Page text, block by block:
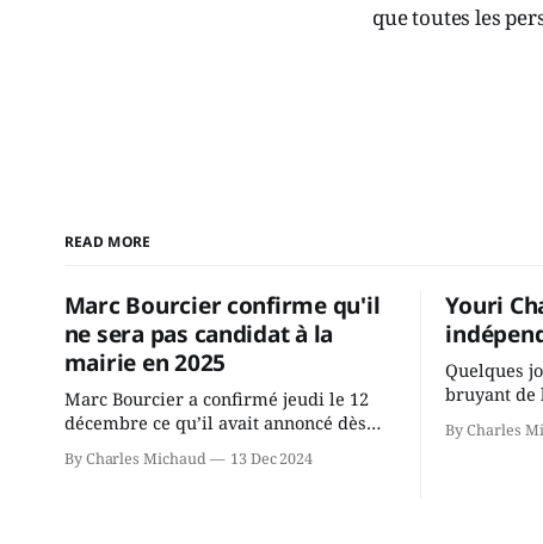
que toutes les
READ MORE
Marc Bourcier confirme qu'il
ne sera pas candidat à la
mairie en 2025
Marc Bourcier a confirmé jeudi le 12
décembre ce qu’il avait annoncé dès
mandat à titre de maire de Saint-
By Charles Michaud 13 Dec 2024
Youri
Quelques
bruyant de
Chassin.
By Charles